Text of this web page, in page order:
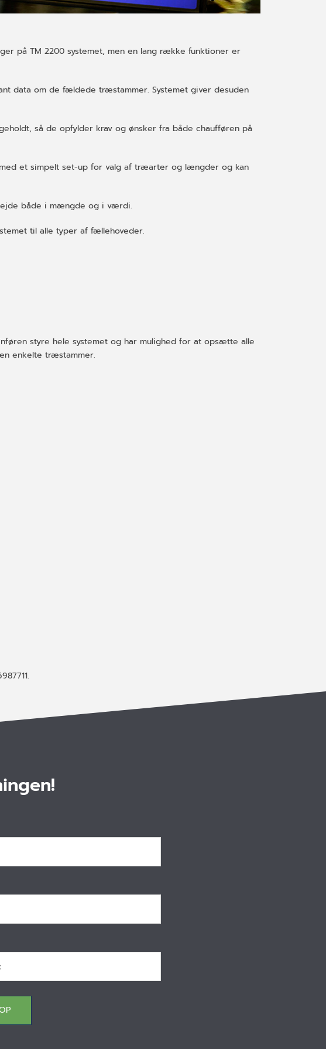
på TM 2200 systemet, men en lang række funktioner er
data om de fældede træstammer. Systemet giver desuden
så de opfylder krav og ønsker fra både chaufføren på
et simpelt set-up for valg af træarter og længder og kan
både i mængde og i værdi.
til alle typer af fællehoveder.
styre hele systemet og har mulighed for at opsætte alle
enkelte træstammer.